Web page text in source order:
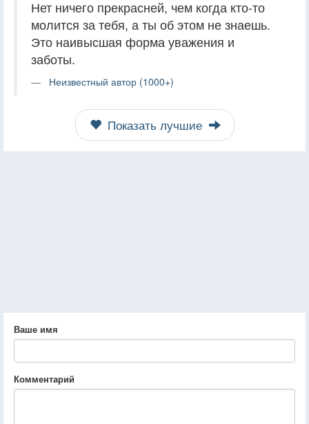
Нет ничего прекрасней, чем когда кто-то
молится за тебя, а ты об этом не знаешь.
Это наивысшая форма уважения и
заботы.
Неизвестный автор (1000+)
Показать лучшие
Ваше имя
Комментарий